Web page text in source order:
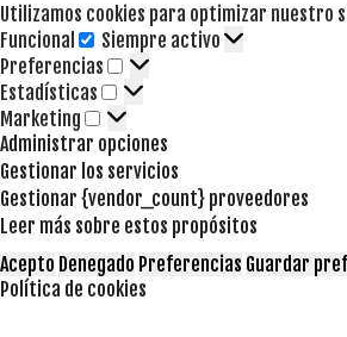
Utilizamos cookies para optimizar nuestro
Funcional
Funcional
Siempre activo
Preferencias
Preferencias
Estadísticas Estadísticas
Marketing Marketing
Administrar opciones
Gestionar los servicios
Gestionar {vendor_count} proveedores
Leer más sobre estos propósitos
Acepto Denegado Preferencias Guardar
Política de cookies